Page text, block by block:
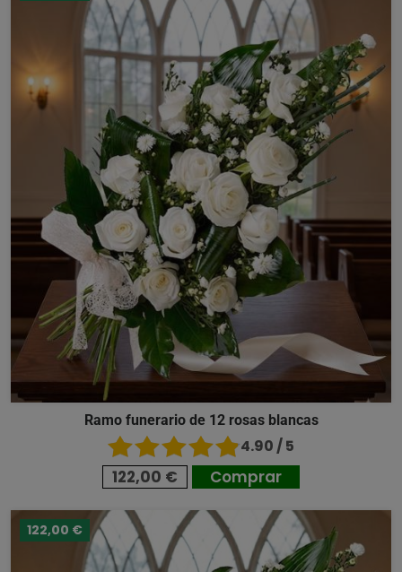
Ramo funerario de 12 rosas blancas
4.90 / 5
122,00 € Comprar
122,00 €